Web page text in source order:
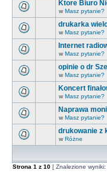
Ktore Biuro
w Masz pytanie?
drukarka
w Masz pytanie?
Internet
w Masz pytanie?
opinie o dr
w Masz pytanie?
Koncert
w Masz pytanie?
Naprawa
w Masz pytanie?
drukowanie z
w Różne
Strona 1 z 10 [ Znalezione wyniki: